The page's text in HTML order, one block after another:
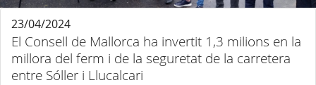
El Consell de Mallorca ha invertit 1,3 milions en la
millora del ferm i de la seguretat de la carretera
entre Sóller i Llucalcari
23/04/2024